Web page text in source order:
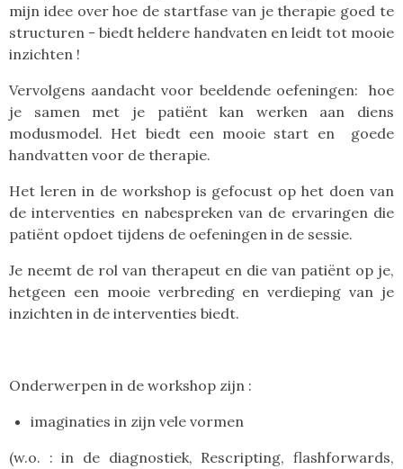
mijn idee over hoe de startfase van je therapie goed te
structuren - biedt heldere handvaten en leidt tot mooie
inzichten !
Vervolgens aandacht voor beeldende oefeningen: hoe
je samen met je patiënt kan werken aan diens
modusmodel. Het biedt een mooie start en goede
handvatten voor de therapie.
Het leren in de workshop is gefocust op het doen van
de interventies en nabespreken van de ervaringen die
patiënt opdoet tijdens de oefeningen in de sessie.
Je neemt de rol van therapeut en die van patiënt op je,
hetgeen een mooie verbreding en verdieping van je
inzichten in de interventies biedt.
Onderwerpen in de workshop zijn :
imaginaties in zijn vele vormen
(w.o. : in de diagnostiek, Rescripting, flashforwards,